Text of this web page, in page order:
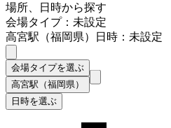
場所、日時から探す
会場タイプ：未設定
高宮駅（福岡県）
日時：未設定
会場タイプを選ぶ
高宮駅（福岡県）
日時を選ぶ